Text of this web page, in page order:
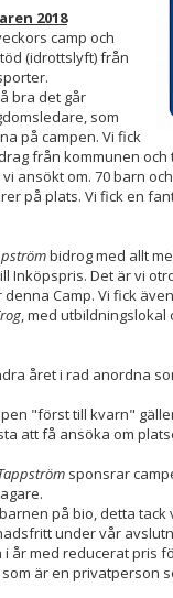
2018
camp och
(idrottslyft) från
bra det går
som
på campen. Vi fick
från kommunen
ansökt om. 70 barn
på plats. Vi fick en
bidrog med allt
Inköpspris. Det är vi
Camp. Vi fick
, med utbildningslokal
året i rad anordna
"först till kvarn"
att få ansöka om
sponsrar
på bio, detta tack
under vår
i år med reducerat pris
är en privatperson